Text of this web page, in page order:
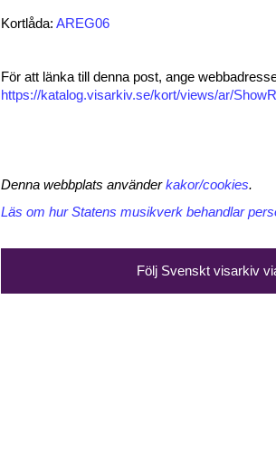
Kortlåda: AREG06
För att länka till denna post, ange
https://katalog.visarkiv.se/kort/views/ar/
Denna webbplats använderkakor/cookies.
Läs om hur Statens musikverk behandlar
Följ Svenskt visarkiv